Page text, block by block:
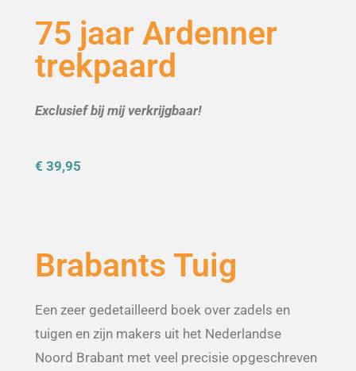
75 jaar Ardenner
trekpaard
Exclusief bij mij verkrijgbaar!
€ 39,95
Brabants Tuig
Een zeer gedetailleerd boek over zadels en
tuigen en zijn makers uit het Nederlandse
Noord Brabant met veel precisie opgeschreven